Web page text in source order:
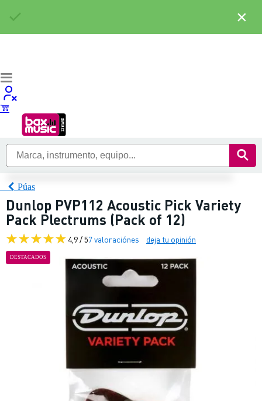
Púas
Dunlop PVP112 Acoustic Pick Variety
Pack Plectrums (Pack of 12)
4,9 / 57 valoraciónes deja tu opinión
DESTACADOS
×